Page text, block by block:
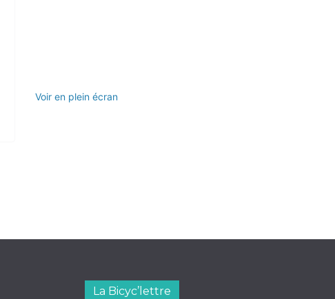
Voir en plein écran
La Bicyc’lettre